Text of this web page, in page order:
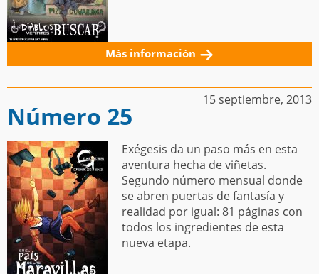
Más información
Número 25
15 septiembre, 2013
Exégesis da un paso más en esta
aventura hecha de viñetas.
Segundo número mensual donde
se abren puertas de fantasía y
realidad por igual: 81 páginas con
todos los ingredientes de esta
nueva etapa.